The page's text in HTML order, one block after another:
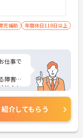
児補助
年間休日110日以上
仕事で
障害者
法人と
いま
さらに
くださ
紹介してもらう